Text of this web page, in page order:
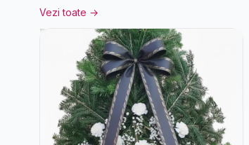
Vezi toate →